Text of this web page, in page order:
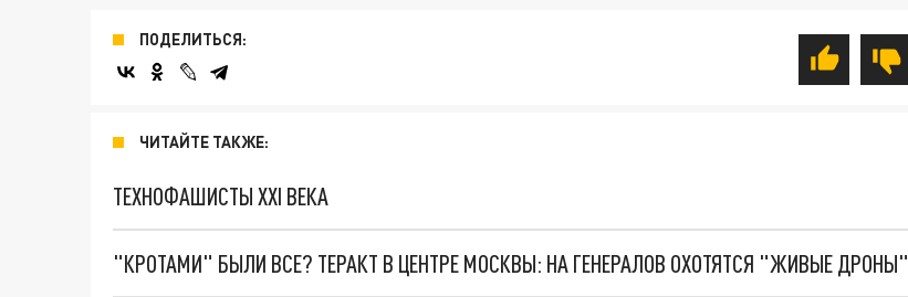
ПОДЕЛИТЬСЯ:
ЧИТАЙТЕ ТАКЖЕ:
ТЕХНОФАШИСТЫ XXI ВЕКА
"КРОТАМИ" БЫЛИ ВСЕ? ТЕРАКТ В ЦЕНТРЕ МОСКВЫ: НА ГЕНЕРАЛОВ ОХОТЯТСЯ "ЖИВЫЕ ДРОНЫ"